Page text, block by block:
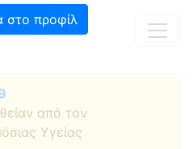
στο προφίλ
από τον
Υγείας